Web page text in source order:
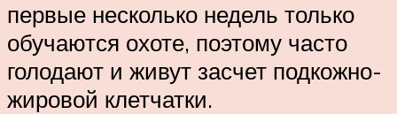
первые несколько недель только
обучаются охоте, поэтому часто
голодают и живут засчет подкожно-
жировой клетчатки.